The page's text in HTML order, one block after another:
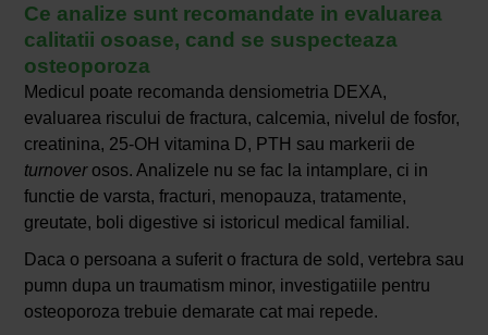
Ce analize sunt recomandate in evaluarea
calitatii osoase, cand se suspecteaza
osteoporoza
Medicul poate recomanda densiometria DEXA,
evaluarea riscului de fractura, calcemia, nivelul de fosfor,
creatinina, 25-OH vitamina D, PTH sau markerii de
turnover osos. Analizele nu se fac la intamplare, ci in
functie de varsta, fracturi, menopauza, tratamente,
greutate, boli digestive si istoricul medical familial.
Daca o persoana a suferit o fractura de sold, vertebra sau
pumn dupa un traumatism minor, investigatiile pentru
osteoporoza trebuie demarate cat mai repede.